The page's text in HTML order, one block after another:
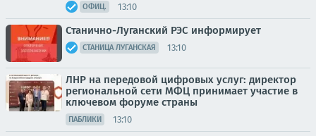
ОФИЦ. 13:10
Станично-Луганский РЭС информирует
СТАНИЦА ЛУГАНСКАЯ 13:10
ЛНР на передовой цифровых услуг: директор
региональной сети МФЦ принимает участие в
ключевом форуме страны
ПАБЛИКИ 13:10